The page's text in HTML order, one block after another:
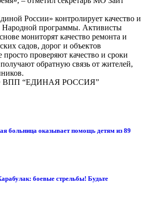
России» контролирует качество и
Народной программы. Активисты
мониторят качество ремонта и
садов, дорог и объектов
просто проверяют качество и сроки
обратную связь от жителей,
ВПП “ЕДИНАЯ РОССИЯ”
больница оказывает помощь детям из 89
боевые стрельбы! Будьте